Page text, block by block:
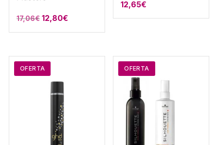
17,06€ 12,80€
12,65€
OFERTA OFERTA